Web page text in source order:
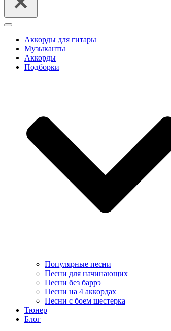
Меню
навигацииАккорды для гитары
Музыканты
Аккорды
Подборки
Популярные песни
Песни для начинающих
Песни без баррэ
Песни на 4 аккордах
Песни с боем шестерка
Тюнер
Блог